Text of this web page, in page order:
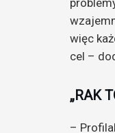
więc
cel –
„RAK
–